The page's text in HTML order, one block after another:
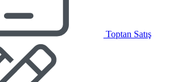
Toptan Satış